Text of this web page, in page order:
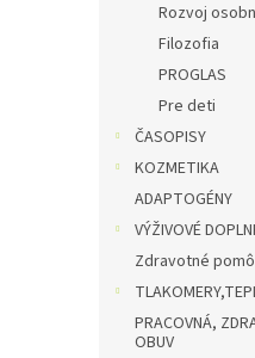
Rozvoj
Filozofia
PROGLAS
Pre deti
ČASOPISY
KOZMETIKA
ADAPTOGÉNY
VÝŽIVOVÉ
Zdravotné
PRACOVNÁ,
OBUV